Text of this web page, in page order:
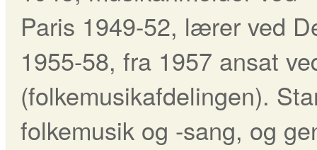
Paris 1949-52, lærer ved
1955-58, fra 1957 ansat
(folkemusikafdelingen).
folkemusik og -sang, og